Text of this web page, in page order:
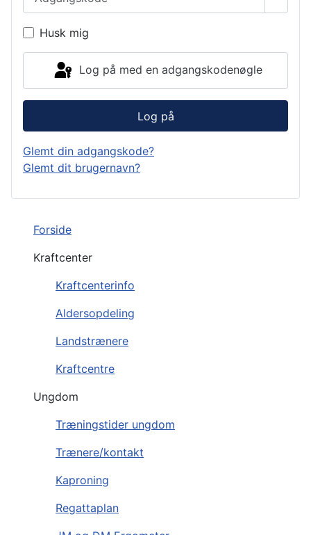
Forside
Kraftcenter
Kraftcenterinfo
Aldersopdeling
Landstrænere
Kraftcentre
Ungdom
Træningstider ungdom
Trænere/kontakt
Kaproning
Regattaplan
Husk mig
Log på med en adgangskodenøgle
Log på
Glemt din adgangskode?
Glemt dit brugernavn?